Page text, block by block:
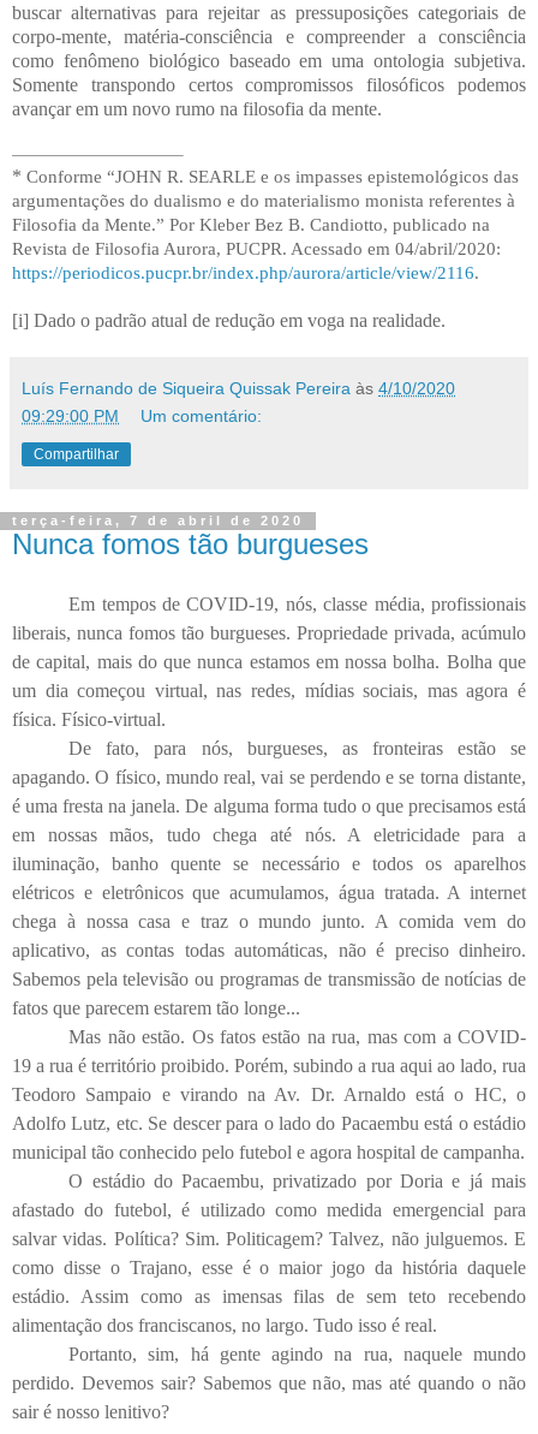
buscar alternativas para rejeitar as pressuposições categoriais de
corpo-mente, matéria-consciência e compreender a consciência
como fenômeno biológico baseado em uma ontologia subjetiva.
Somente transpondo certos compromissos filosóficos podemos
avançar em um novo rumo na filosofia da mente.
* Conforme “JOHN R. SEARLE e os impasses epistemológicos das
argumentações do dualismo e do materialismo monista referentes à
Filosofia da Mente.” Por Kleber Bez B. Candiotto, publicado na
Revista de Filosofia Aurora, PUCPR. Acessado em 04/abril/2020:
https://periodicos.pucpr.br/index.php/aurora/article/view/2116.
[i] Dado o padrão atual de redução em voga na realidade.
Luís Fernando de Siqueira Quissak Pereira às 4/10/2020
09:29:00 PM
Um comentário:
Compartilhar
terça-feira, 7 de abril de 2020
Nunca fomos tão burgueses
Em tempos de COVID-19, nós, classe média, profissionais
liberais, nunca fomos tão burgueses. Propriedade privada, acúmulo
de capital, mais do que nunca estamos em nossa bolha. Bolha que
um dia começou virtual, nas redes, mídias sociais, mas agora é
física. Físico-virtual.
De fato, para nós, burgueses, as fronteiras estão se
apagando. O físico, mundo real, vai se perdendo e se torna distante,
é uma fresta na janela. De alguma forma tudo o que precisamos está
em nossas mãos, tudo chega até nós. A eletricidade para a
iluminação, banho quente se necessário e todos os aparelhos
elétricos e eletrônicos que acumulamos, água tratada. A internet
chega à nossa casa e traz o mundo junto. A comida vem do
aplicativo, as contas todas automáticas, não é preciso dinheiro.
Sabemos pela televisão ou programas de transmissão de notícias de
fatos que parecem estarem tão longe...
Mas não estão. Os fatos estão na rua, mas com a COVID-
19 a rua é território proibido. Porém, subindo a rua aqui ao lado, rua
Teodoro Sampaio e virando na Av. Dr. Arnaldo está o HC, o
Adolfo Lutz, etc. Se descer para o lado do Pacaembu está o estádio
municipal tão conhecido pelo futebol e agora hospital de campanha.
O estádio do Pacaembu, privatizado por Doria e já mais
afastado do futebol, é utilizado como medida emergencial para
salvar vidas. Política? Sim. Politicagem? Talvez, não julguemos. E
como disse o Trajano, esse é o maior jogo da história daquele
estádio. Assim como as imensas filas de sem teto recebendo
alimentação dos franciscanos, no largo. Tudo isso é real.
Portanto, sim, há gente agindo na rua, naquele mundo
perdido. Devemos sair? Sabemos que não, mas até quando o não
sair é nosso lenitivo?